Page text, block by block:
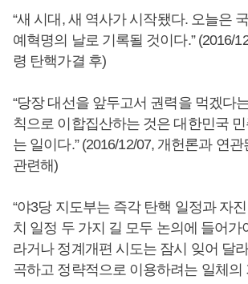
“새 시대, 새 역사가 시작됐다. 오늘은
예혁명의 날로 기록될 것이다.” (2016/
령 탄핵가결 후)
“당장 대선을 앞두고서 권력을 먹겠다
칙으로 이합집산하는 것은 대한민국
는 일이다.” (2016/12/07, 개헌론과 연
관련해)
“야3당 지도부는 즉각 탄핵 일정과 자
치 일정 두 가지 길 모두 논의에 들어가
라거나 정계개편 시도는 잠시 잊어 달
곡하고 정략적으로 이용하려는 일체의